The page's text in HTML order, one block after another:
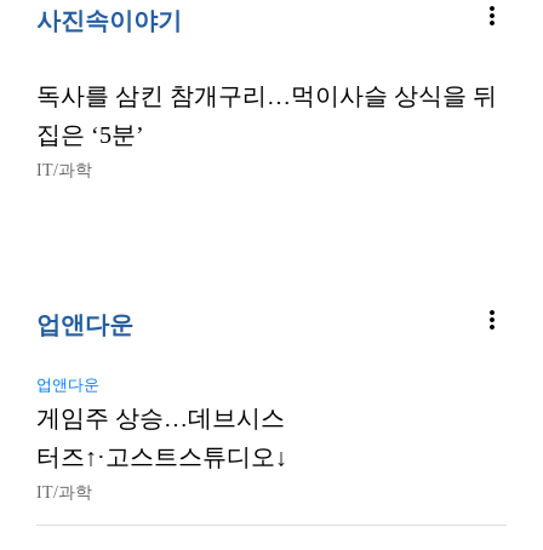
사진속이야기 more_vert
독사를 삼킨 참개구리…먹이사슬 상식을 뒤
집은 ‘5분’
IT/과학
업앤다운 more_vert
업앤다운
게임주 상승…데브시스
터즈↑·고스트스튜디오↓
IT/과학